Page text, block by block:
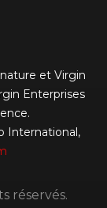
et Virgin
Enterprises
International,
réservés.